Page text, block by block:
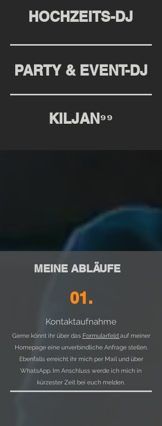
HOCHZEITS-DJ
PARTY & EVENT-DJ
KILJAN⁹⁹
MEINE ABLÄUFE
01.
Kontaktaufnahme
Gerne könnt ihr über das Formularfeld auf meiner
Homepage eine unverbindliche Anfrage stellen.
Ebenfalls erreicht ihr mich per Mail und über
WhatsApp. Im Anschluss werde ich mich in
kürzester Zeit bei euch melden.